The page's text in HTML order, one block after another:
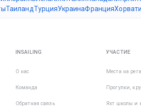
ТаиландТурцияУкраинаФранция
INSAILING
О нас
Команда
Обратная связь
УЧАСТИЕ
Места на
Прогулки,
Яхт школы и